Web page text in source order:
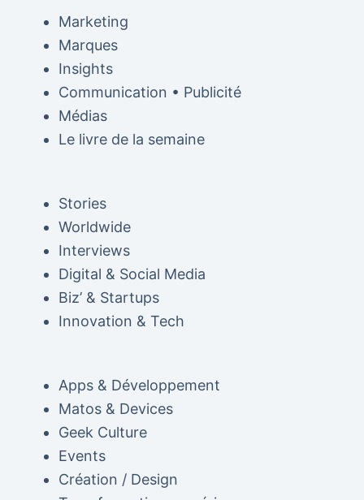
Marketing
Marques
Insights
Communication • Publicité
Médias
Le livre de la semaine
Stories
Worldwide
Interviews
Digital & Social Media
Biz’ & Startups
Innovation & Tech
Apps & Développement
Matos & Devices
Geek Culture
Events
Création / Design